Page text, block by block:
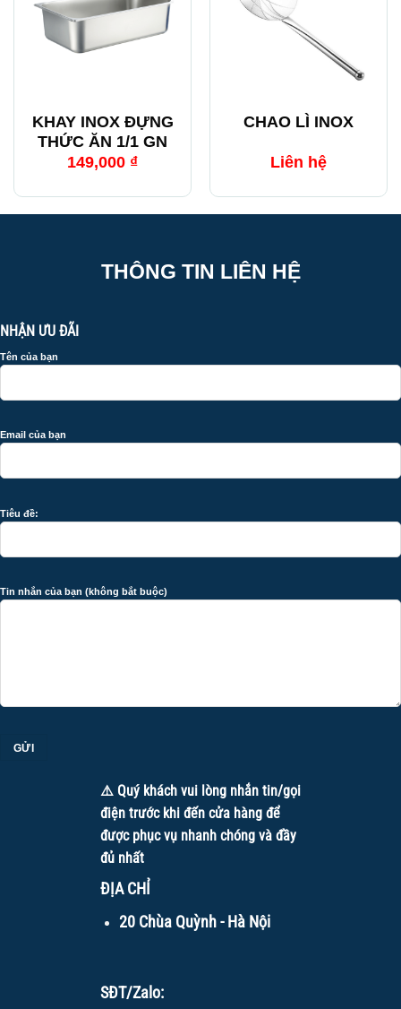
KHAY INOX ĐỰNG
THỨC ĂN 1/1 GN
149,000 ₫
CHAO LÌ INOX
Liên hệ
THÔNG TIN LIÊN HỆ
NHẬN ƯU ĐÃI
Tên của bạn
Email của bạn
Tiêu đề:
Tin nhắn của bạn (không bắt buộc)
⚠️ Quý khách vui lòng nhắn tin/gọi
điện trước khi đến cửa hàng để
được phục vụ nhanh chóng và đầy
đủ nhất
ĐỊA CHỈ
20 Chùa Quỳnh - Hà Nội
SĐT/Zalo: